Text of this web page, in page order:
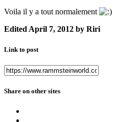
Voila il y a tout normalement
EditedApril 7, 2012 by Riri
Link to post
Share on other sites